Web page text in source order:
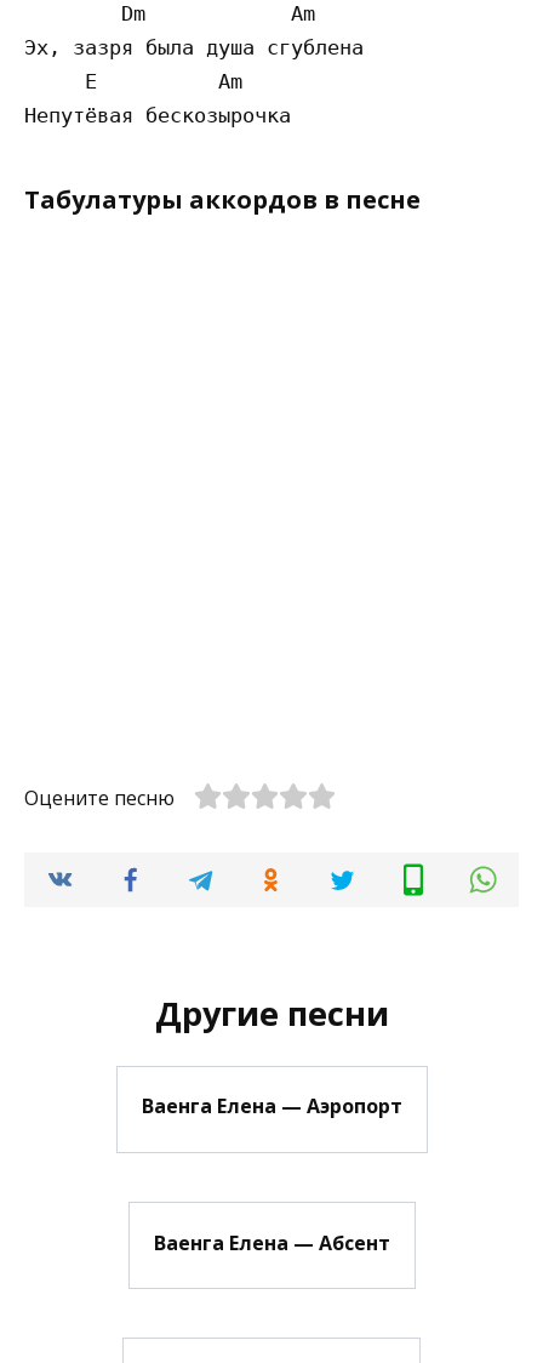
        Dm            Am
Эх, зазря была душа сгублена
     E          Am
Табулатуры аккордов в песне
Оцените песню
Другие песни
Ваенга Елена — Аэропорт
Ваенга Елена — Абсент